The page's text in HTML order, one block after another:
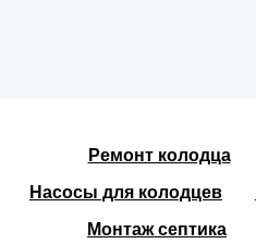
Ремонт колодца
Насосы для колодцев
Монтаж септика